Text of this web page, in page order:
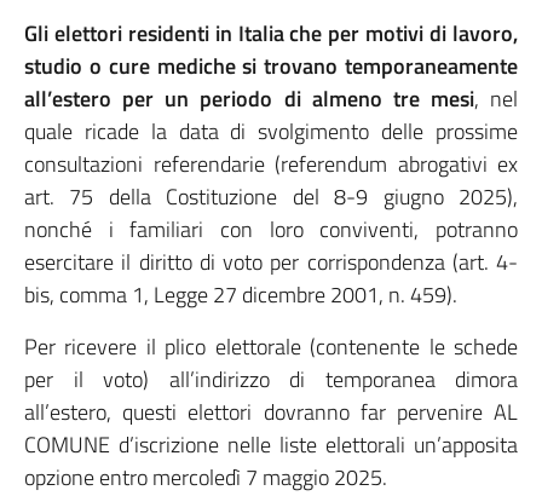
Gli elettori residenti in Italia che per motivi di lavoro,
studio o cure mediche si trovano temporaneamente
all’estero per un periodo di almeno tre mesi, nel
quale ricade la data di svolgimento delle prossime
consultazioni referendarie (referendum abrogativi ex
art. 75 della Costituzione del 8-9 giugno 2025),
nonché i familiari con loro conviventi, potranno
esercitare il diritto di voto per corrispondenza (art. 4-
bis, comma 1, Legge 27 dicembre 2001, n. 459).
Per ricevere il plico elettorale (contenente le schede
per il voto) all’indirizzo di temporanea dimora
all’estero, questi elettori dovranno far pervenire AL
COMUNE d’iscrizione nelle liste elettorali un’apposita
opzione entro mercoledì 7 maggio 2025.